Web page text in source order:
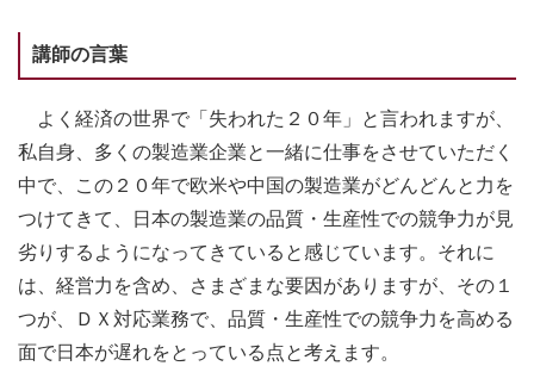
講師の言葉
よく経済の世界で「失われた２０年」と言われますが、
私自身、多くの製造業企業と一緒に仕事をさせていただく
中で、この２０年で欧米や中国の製造業がどんどんと力を
つけてきて、日本の製造業の品質・生産性での競争力が見
劣りするようになってきていると感じています。それに
は、経営力を含め、さまざまな要因がありますが、その１
つが、ＤＸ対応業務で、品質・生産性での競争力を高める
面で日本が遅れをとっている点と考えます。